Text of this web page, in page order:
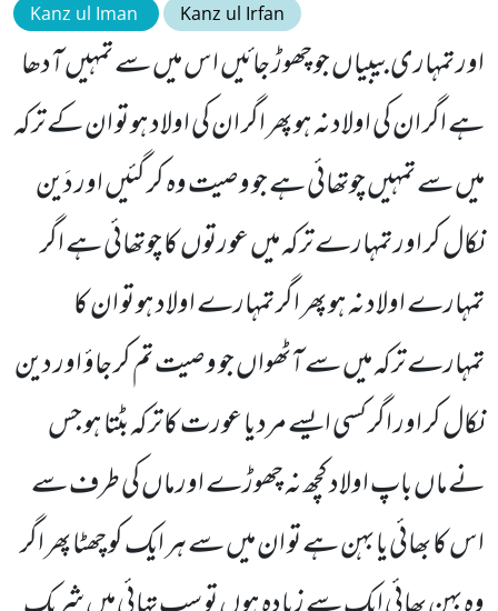
Kanz ul Iman Kanz ul Irfan
اور تمہاری بیبیاں جو چھوڑ جائیں اس میں سے تمہیں آدھا
ہے اگر ان کی اولاد نہ ہو پھر اگر ان کی اولاد ہو تو ان کے ترکہ
میں سے تمہیں چوتھائی ہے جو وصیت وہ کر گئیں اور دَین
نکال کر اور تمہارے ترکہ میں عورتوں کا چوتھائی ہے اگر
تمہارے اولاد نہ ہو پھر اگر تمہارے اولاد ہو تو ان کا
تمہارے ترکہ میں سے آٹھواں جو وصیت تم کر جاؤ اور دین
نکال کر اور اگر کسی ایسے مرد یا عورت کا ترکہ بٹتا ہو جس
نے ماں باپ اولاد کچھ نہ چھوڑے اور ماں کی طرف سے
اس کا بھائی یا بہن ہے تو ان میں سے ہر ایک کو چھٹا پھر اگر